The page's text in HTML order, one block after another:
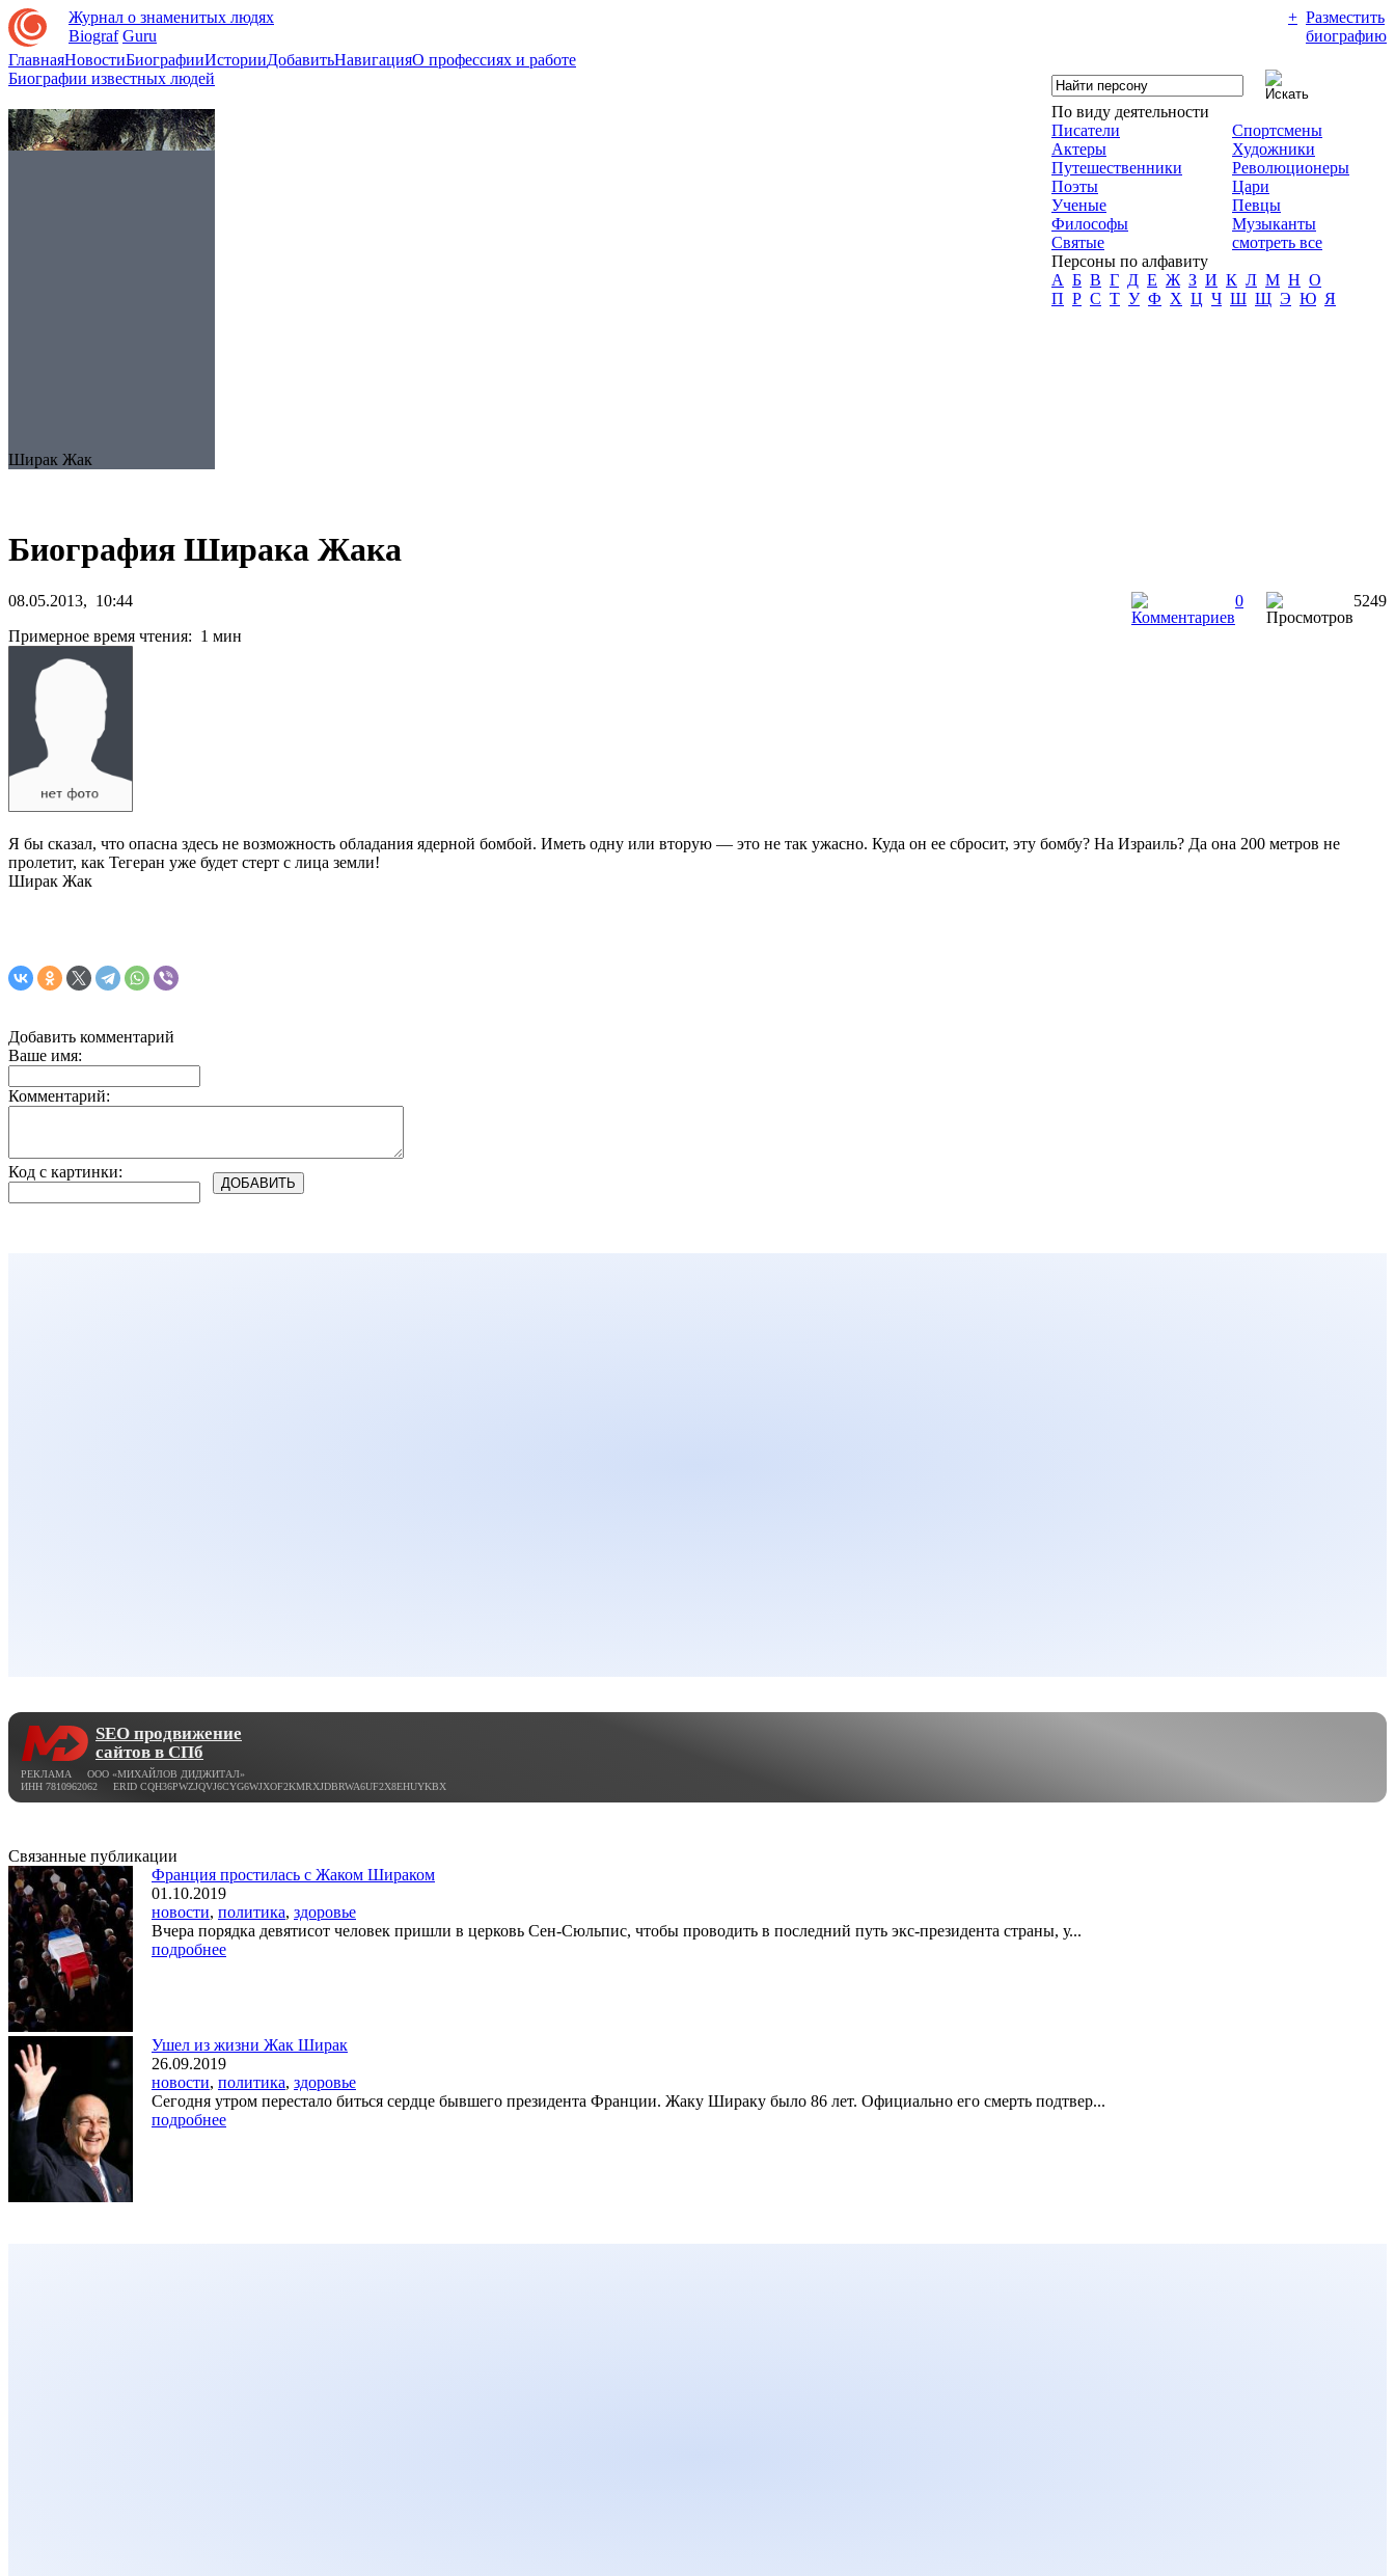
Журнал о знаменитых людях
Biograf Guru
+ Разместить
биографию
ГлавнаяНовостиБиографииИсторииДобавитьНавигацияО профессиях и работе
Биографии известных людей
Ширак Жак
По виду деятельности
Писатели
Актеры
Путешественники
Поэты
Ученые
Философы
Святые
Спортсмены
Художники
Революционеры
Цари
Певцы
Музыканты
смотреть все
Персоны по алфавиту
А Б В Г Д Е Ж З И К Л М Н О
П Р С Т У Ф Х Ц Ч Ш Щ Э Ю Я
Биография Ширака Жака
08.05.2013, 10:44 0
5249
Примерное время чтения: 1 мин
Я бы сказал, что опасна здесь не возможность обладания ядерной бомбой. Иметь одну или вторую — это не так ужасно. Куда он ее сбросит, эту бомбу? На Израиль? Да она 200 метров не
пролетит, как Тегеран уже будет стерт с лица земли!
Ширак Жак
Добавить комментарий
Ваше имя:
Комментарий:
Код с картинки:
SEO продвижение
сайтов в СПб
РЕКЛАМА ООО «МИХАЙЛОВ ДИДЖИТАЛ»
ИНН 7810962062 ERID CQH36PWZJQVJ6CYG6WJXOF2KMRXJDBRWA6UF2X8EHUYKBX
Связанные публикации
Франция простилась с Жаком Шираком
01.10.2019
новости, политика, здоровье
Вчера порядка девятисот человек пришли в церковь Сен-Сюльпис, чтобы проводить в последний путь экс-президента страны, у...
подробнее
Ушел из жизни Жак Ширак
26.09.2019
новости, политика, здоровье
Сегодня утром перестало биться сердце бывшего президента Франции. Жаку Шираку было 86 лет. Официально его смерть подтвер...
подробнее